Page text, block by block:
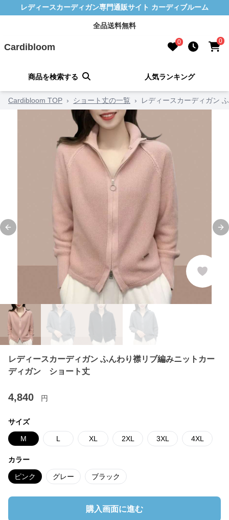
レディースカーディガン専門通販サイト カーディブルーム
全品送料無料
Cardibloom 0 0
商品を検索する 人気ランキング
Cardibloom TOP › ショート丈の一覧 › レディースカーディガン
Previous slide
レディースカーディガン ふんわり襟リブ編みニットカー
ディガン ショート丈
4,840 円
サイズ
M L XL 2XL 3XL 4XL
カラー
ピンク グレー ブラック
購入画面に進む